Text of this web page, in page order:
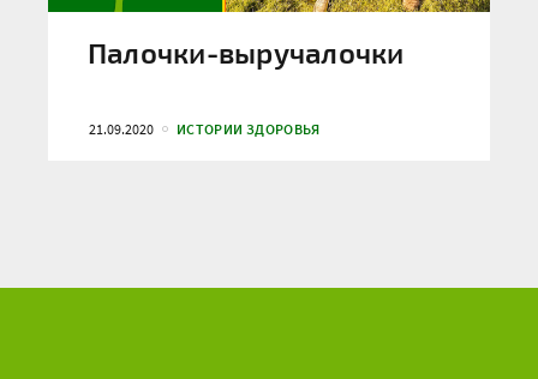
Палочки-выручалочки
21.09.2020 ИСТОРИИ ЗДОРОВЬЯ